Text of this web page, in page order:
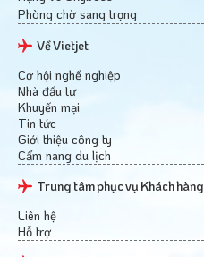
Phòng chờ sang trọng
Về Vietjet
Cơ hội nghề nghiệp
Nhà đầu tư
Khuyến mại
Tin tức
Giới thiệu công ty
Cẩm nang du lịch
Trung tâm phục vụ Khách hàng
Liên hệ
Hỗ trợ